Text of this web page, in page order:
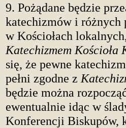
9. Pożądane będzie
katechizmów i różnych
w Kościołach
Katechizmem
się, że pewne
pełni zgodne z
będzie można
ewentualnie idąc w
Konferencji Biskupów,